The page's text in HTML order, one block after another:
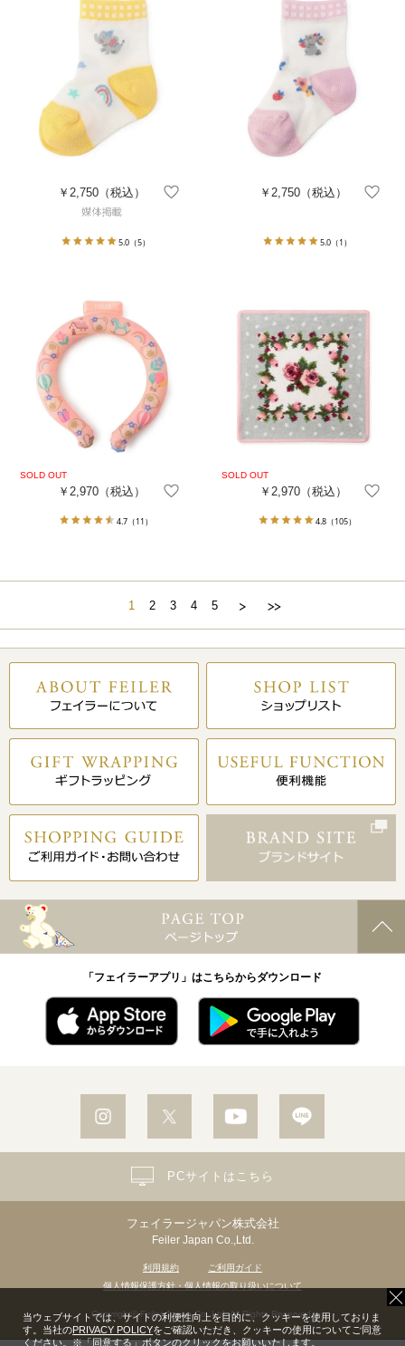
￥2,750 （税込）
5.0 （5）
￥2,750（税込）
5.0（1）
￥2,970 （税込）
4.7（11）
￥2,970（税込）
4.8（105）
1 2 3 4 5
「フェイラーアプリ」はこちらからダウンロード
フェイラージャパン株式会社
Feiler Japan Co.,Ltd.
利用規約
ご利用ガイド
個人情報保護方針・個人情報の取り扱いについて
Copyright© Feiler Japan Co.,Ltd. All Rights Reserved.
PCサイトはこちら
当ウェブサイトでは、サイトの利便性向上を目的に、クッキーを使用しておりま
す。当社のPRIVACY POLICYをご確認いただき、クッキーの使用についてご同意
ください。※「同意する」ボタンのクリックをお願いいたします。